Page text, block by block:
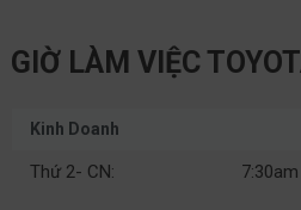
GIỜ LÀM VIỆC
Kinh Doanh
Thứ 2- CN: